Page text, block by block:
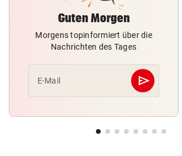
Guten Morgen
Morgens topinformiert über die
Nachrichten des Tages
E-Mail send
Abschicken